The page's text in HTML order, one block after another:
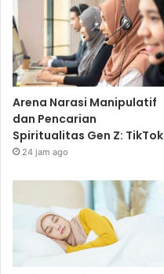
Arena Narasi Manipulatif
dan Pencarian
Spiritualitas Gen Z: TikTok
24 jam ago